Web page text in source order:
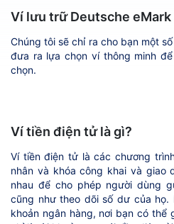
Ví lưu trữ Deutsche eMark
Chúng tôi sẽ chỉ ra cho bạn một
đưa ra lựa chọn ví thông minh
chọn.
Ví tiền điện tử là gì?
Ví tiền điện tử là các chương
nhân và khóa công khai và giao
nhau để cho phép người dùng
cũng như theo dõi số dư của
khoản ngân hàng, nơi bạn có